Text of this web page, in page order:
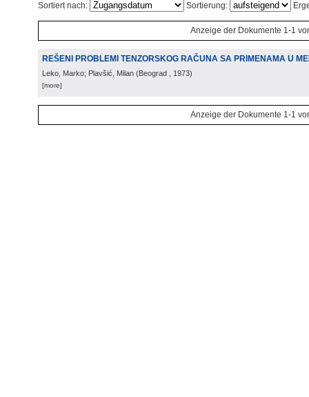
Sortiert nach: Sortierung:
Anzeige der Dokumente 1-1
REŠENI PROBLEMI TENZORSKOG RAČUNA SA PRIMENAMA U
Leko, Marko; Plavšić, Milan (Beograd , 1973)
[more]
Anzeige der Dokumente 1-1